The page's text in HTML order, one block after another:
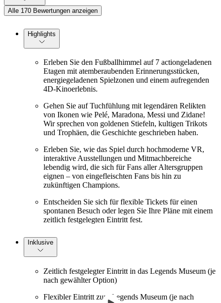
Alle 170 Bewertungen anzeigen
Highlights
Erleben Sie den Fußballhimmel auf 7 actiongeladenen
Etagen mit atemberaubenden Erinnerungsstücken,
energiegeladenen Spielzonen und einem aufregenden
4D-Kinoerlebnis.
Gehen Sie auf Tuchfühlung mit legendären Relikten
von Ikonen wie Pelé, Maradona, Messi und Zidane!
Wir sprechen von goldenen Stiefeln, kultigen Trikots
und Trophäen, die Geschichte geschrieben haben.
Erleben Sie, wie das Spiel durch hochmoderne VR,
interaktive Ausstellungen und Mitmachbereiche
lebendig wird, die sich für Fans aller Altersgruppen
eignen – von eingefleischten Fans bis hin zu
zukünftigen Champions.
Entscheiden Sie sich für flexible Tickets für einen
spontanen Besuch oder legen Sie Ihre Pläne mit einem
zeitlich festgelegten Eintritt fest.
Inklusive
Zeitlich festgelegter Eintritt in das Legends Museum (je
nach gewählter Option)
Flexibler Eintritt zum Legends Museum (je nach